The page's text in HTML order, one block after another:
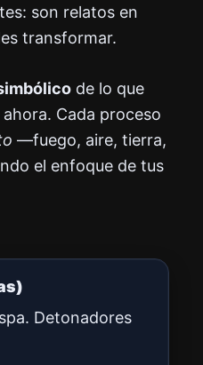
son relatos en
transformar.
de lo que
Cada proceso
—fuego, aire, tierra,
el enfoque de tus
Detonadores